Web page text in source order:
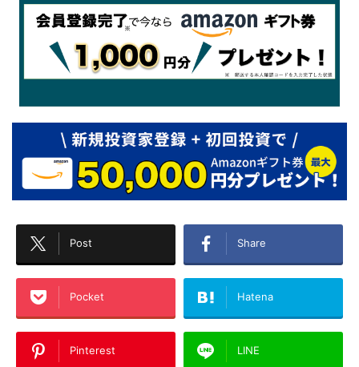
Post Share
Pocket Hatena
Pinterest LINE